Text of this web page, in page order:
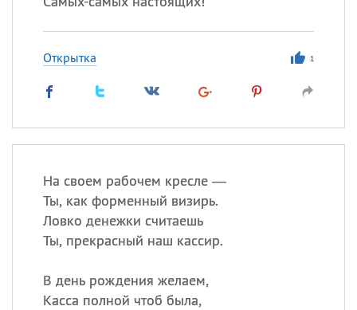
Открытка 1
На своем рабочем кресле —
Ты, как форменный визирь.
Ловко денежки считаешь
Ты, прекрасный наш кассир.
В день рождения желаем,
Касса полной чтоб была,